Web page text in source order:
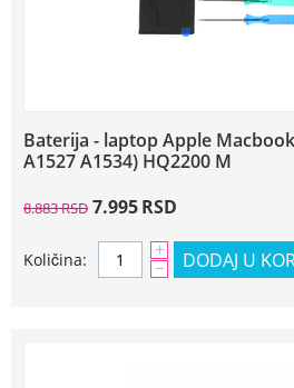
Baterija - laptop Apple
A1527 A1534) HQ2200 M
8.883RSD 7.995RSD
Količina: +
− DODAJ U